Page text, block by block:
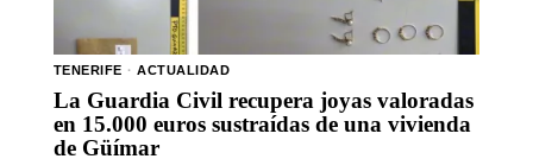
TENERIFE · ACTUALIDAD
La Guardia Civil recupera joyas valoradas
en 15.000 euros sustraídas de una vivienda
de Güímar